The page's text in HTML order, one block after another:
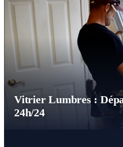
Vitrier Lumbres :
24h/24